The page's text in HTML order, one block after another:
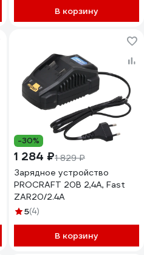
В корзину
-30%
1 284 ₽1 829 ₽
Зарядное устройство
PROCRAFT 20В 2,4А, Fast
ZAR20/2.4A
5(4)
В корзину